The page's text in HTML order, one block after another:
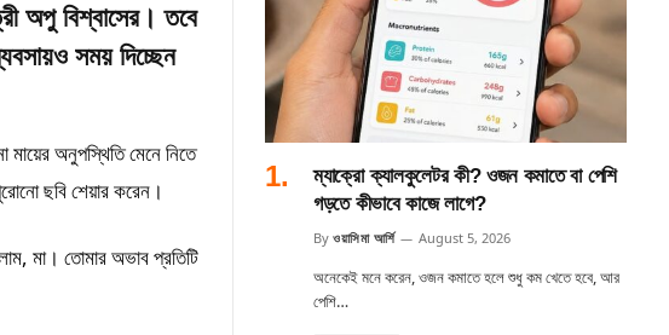
অপু বিশ্বাসের। তবে
সময় দিচ্ছেন
অনুপস্থিতি মেনে নিতে
ছবি শেয়ার করেন।
মা। তোমার অভাব প্রতিটি
ম্যাক্রো ক্যালকুলেটর কী? ওজন কমাতে বা পেশি
গড়তে কীভাবে কাজে লাগে?
By ওয়াসিমা আর্শি August 5, 2026
অনেকেই মনে করেন, ওজন কমাতে হলে শুধু কম খেতে হবে, আর
পেশি…